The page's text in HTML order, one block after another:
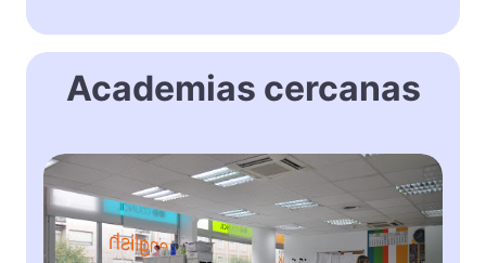
Academias cercanas
B
r